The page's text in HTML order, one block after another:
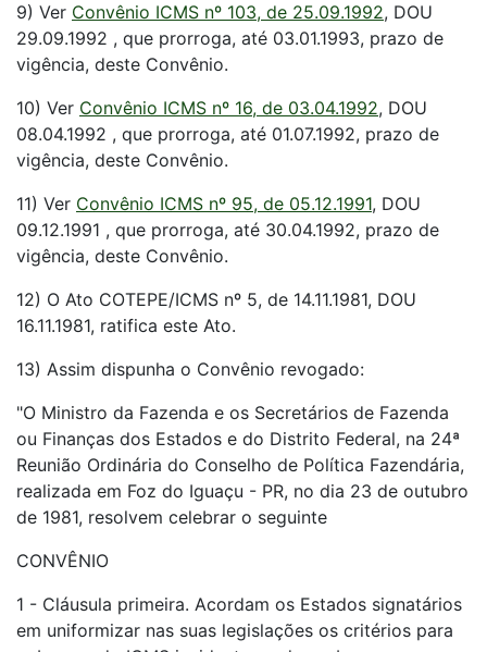
9) Ver Convênio ICMS nº 103, de 25.09.1992, DOU
29.09.1992 , que prorroga, até 03.01.1993, prazo de
vigência, deste Convênio.
10) Ver Convênio ICMS nº 16, de 03.04.1992, DOU
08.04.1992 , que prorroga, até 01.07.1992, prazo de
vigência, deste Convênio.
11) Ver Convênio ICMS nº 95, de 05.12.1991, DOU
09.12.1991 , que prorroga, até 30.04.1992, prazo de
vigência, deste Convênio.
12) O Ato COTEPE/ICMS nº 5, de 14.11.1981, DOU
16.11.1981, ratifica este Ato.
13) Assim dispunha o Convênio revogado:
"O Ministro da Fazenda e os Secretários de Fazenda
ou Finanças dos Estados e do Distrito Federal, na 24ª
Reunião Ordinária do Conselho de Política Fazendária,
realizada em Foz do Iguaçu - PR, no dia 23 de outubro
de 1981, resolvem celebrar o seguinte
CONVÊNIO
1 - Cláusula primeira. Acordam os Estados signatários
em uniformizar nas suas legislações os critérios para